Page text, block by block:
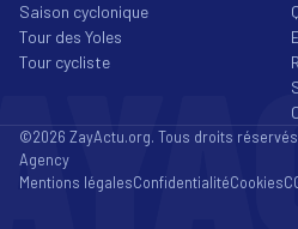
Saison cyclonique
Tour des Yoles
Tour cycliste
©2026 ZayActu.org. Tous droits
Agency
Mentions légalesConfidentialitéCookies